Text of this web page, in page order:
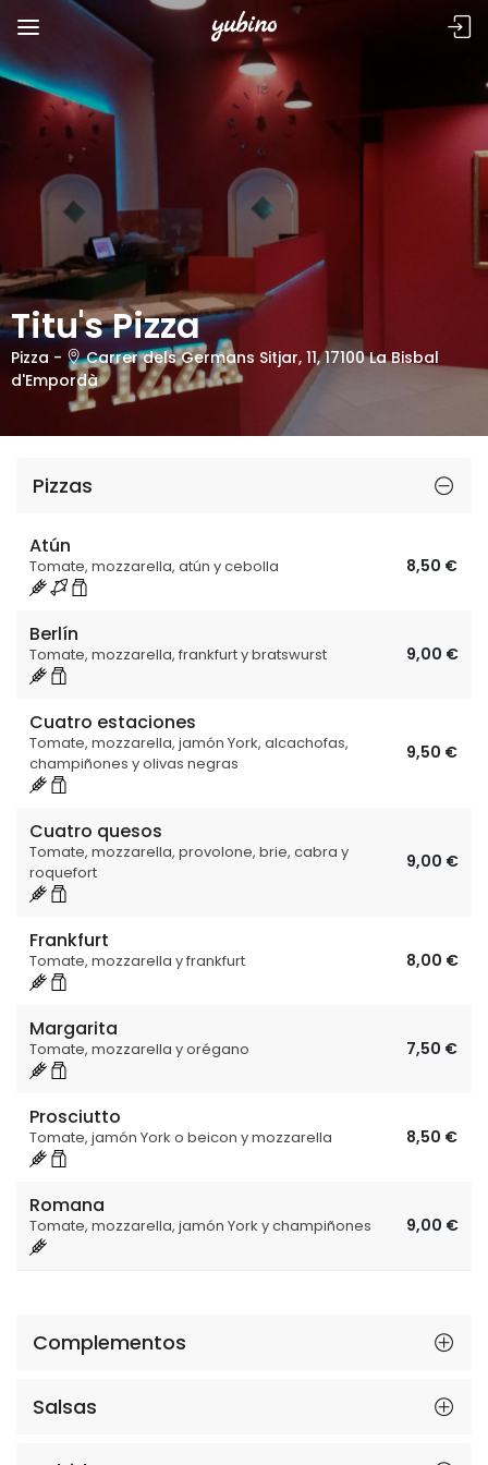
Titu's Pizza
Pizza -
Carrer dels Germans Sitjar, 11, 17100 La Bisbal
d'Empordà
Pizzas
Atún
Tomate, mozzarella, atún y cebolla 8,50 €
Berlín
Tomate, mozzarella, frankfurt y bratswurst 9,00 €
Cuatro estaciones
Tomate, mozzarella, jamón York, alcachofas,
champiñones y olivas negras
9,50 €
Cuatro quesos
Tomate, mozzarella, provolone, brie, cabra y
roquefort
9,00 €
Frankfurt
Tomate, mozzarella y frankfurt 8,00 €
Margarita
Tomate, mozzarella y orégano 7,50 €
Prosciutto
Tomate, jamón York o beicon y mozzarella 8,50 €
Romana
Tomate, mozzarella, jamón York y champiñones 9,00 €
Complementos
Salsas